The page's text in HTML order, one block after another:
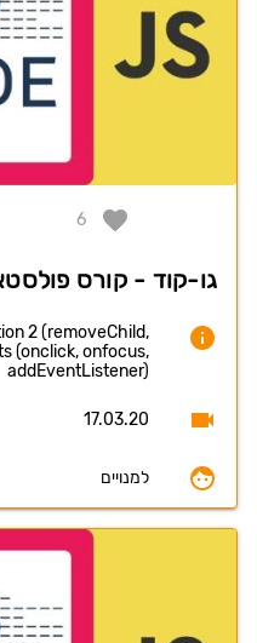
6
גו-קוד - קורס
2 (removeChild,
(onclick, onfocus,
addEventListener)
17.03.20
למנויים